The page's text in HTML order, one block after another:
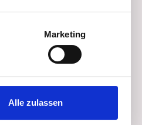
sein können
Präferenzen imAbschnitt
anbieten zu können
Verwendung unserer
diese Informationen
Marketing
Alle zulassen